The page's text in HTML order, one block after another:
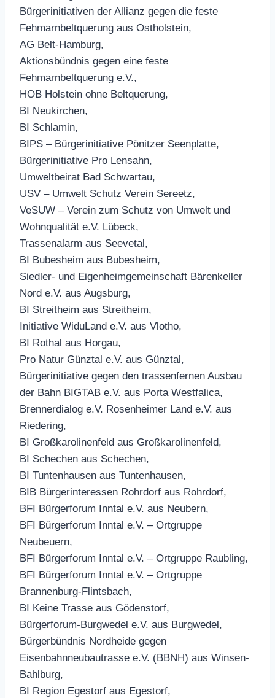
Bürgerinitiativen der Allianz gegen die feste
Fehmarnbeltquerung aus Ostholstein,
AG Belt-Hamburg,
Aktionsbündnis gegen eine feste
Fehmarnbeltquerung e.V.,
HOB Holstein ohne Beltquerung,
BI Neukirchen,
BI Schlamin,
BIPS – Bürgerinitiative Pönitzer Seenplatte,
Bürgerinitiative Pro Lensahn,
Umweltbeirat Bad Schwartau,
USV – Umwelt Schutz Verein Sereetz,
VeSUW – Verein zum Schutz von Umwelt und
Wohnqualität e.V. Lübeck,
Trassenalarm aus Seevetal,
BI Bubesheim aus Bubesheim,
Siedler- und Eigenheimgemeinschaft Bärenkeller
Nord e.V. aus Augsburg,
BI Streitheim aus Streitheim,
Initiative WiduLand e.V. aus Vlotho,
BI Rothal aus Horgau,
Pro Natur Günztal e.V. aus Günztal,
Bürgerinitiative gegen den trassenfernen Ausbau
der Bahn BIGTAB e.V. aus Porta Westfalica,
Brennerdialog e.V. Rosenheimer Land e.V. aus
Riedering,
BI Großkarolinenfeld aus Großkarolinenfeld,
BI Schechen aus Schechen,
BI Tuntenhausen aus Tuntenhausen,
BIB Bürgerinteressen Rohrdorf aus Rohrdorf,
BFI Bürgerforum Inntal e.V. aus Neubern,
BFI Bürgerforum Inntal e.V. – Ortgruppe
Neubeuern,
BFI Bürgerforum Inntal e.V. – Ortgruppe Raubling,
BFI Bürgerforum Inntal e.V. – Ortgruppe
Brannenburg-Flintsbach,
BI Keine Trasse aus Gödenstorf,
Bürgerforum-Burgwedel e.V. aus Burgwedel,
Bürgerbündnis Nordheide gegen
Eisenbahnneubautrasse e.V. (BBNH) aus Winsen-
Bahlburg,
BI Region Egestorf aus Egestorf,